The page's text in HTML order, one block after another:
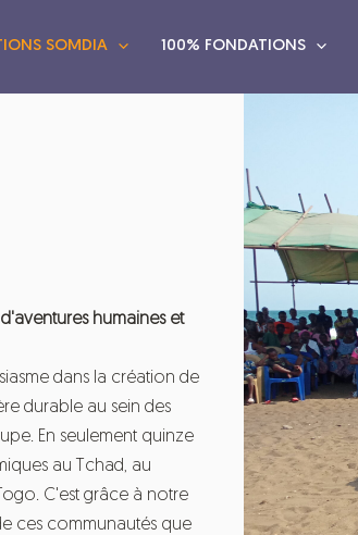
SOMDIA 100% FONDATIONS
humaines et
dans la création de
durable au sein des
En seulement quinze
au Tchad, au
C'est grâce à notre
ces communautés que